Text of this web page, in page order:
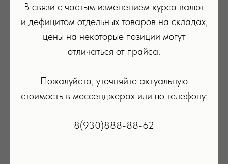
В связи с частым изменением курса валют
и дефицитом отдельных товаров на складах,
цены на некоторые позиции могут
отличаться от прайса.
Пожалуйста, уточняйте актуальную
стоимость в мессенджерах или по телефону:
8(930)888-88-62